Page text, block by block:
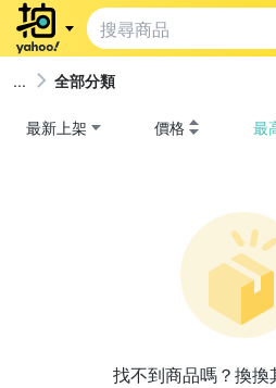
全部分類
最新上架 價格 最
找不到商品嗎？換換